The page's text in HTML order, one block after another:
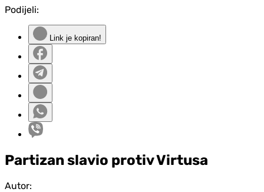
Podijeli:
Link je kopiran!
Partizan slavio protiv Virtusa
Autor: